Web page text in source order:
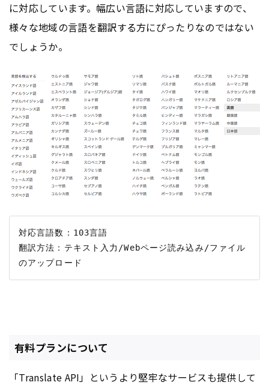
に対応しています。幅広い言語に対応していますので、
様々な地域の言語を翻訳する方にぴったりなのではない
でしょうか。
対応言語数：103言語
翻訳方法：テキスト入力/Webページ読み込み/ファイル
有料プランについて
「Translate API」というより堅牢なサービスも提供して